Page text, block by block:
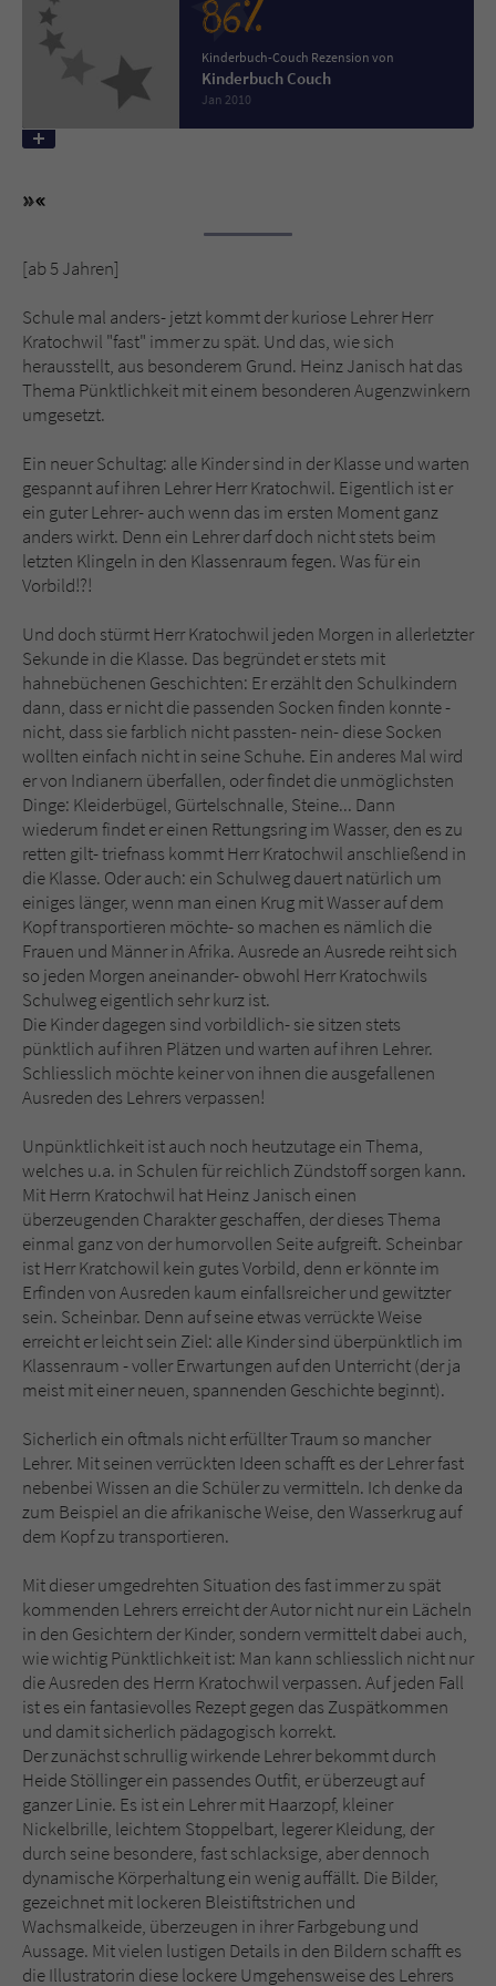
86%
Kinderbuch-Couch Rezension von
Kinderbuch Couch
Jan 2010
[ab 5 Jahren]
Schule mal anders- jetzt kommt der kuriose Lehrer Herr
Kratochwil "fast" immer zu spät. Und das, wie sich
herausstellt, aus besonderem Grund. Heinz Janisch hat das
Thema Pünktlichkeit mit einem besonderen Augenzwinkern
umgesetzt.
Ein neuer Schultag: alle Kinder sind in der Klasse und warten
gespannt auf ihren Lehrer Herr Kratochwil. Eigentlich ist er
ein guter Lehrer- auch wenn das im ersten Moment ganz
anders wirkt. Denn ein Lehrer darf doch nicht stets beim
letzten Klingeln in den Klassenraum fegen. Was für ein
Vorbild!?!
Und doch stürmt Herr Kratochwil jeden Morgen in allerletzter
Sekunde in die Klasse. Das begründet er stets mit
hahnebüchenen Geschichten: Er erzählt den Schulkindern
dann, dass er nicht die passenden Socken finden konnte -
nicht, dass sie farblich nicht passten- nein- diese Socken
wollten einfach nicht in seine Schuhe. Ein anderes Mal wird
er von Indianern überfallen, oder findet die unmöglichsten
Dinge: Kleiderbügel, Gürtelschnalle, Steine... Dann
wiederum findet er einen Rettungsring im Wasser, den es zu
retten gilt- triefnass kommt Herr Kratochwil anschließend in
die Klasse. Oder auch: ein Schulweg dauert natürlich um
einiges länger, wenn man einen Krug mit Wasser auf dem
Kopf transportieren möchte- so machen es nämlich die
Frauen und Männer in Afrika. Ausrede an Ausrede reiht sich
so jeden Morgen aneinander- obwohl Herr Kratochwils
Schulweg eigentlich sehr kurz ist.
Die Kinder dagegen sind vorbildlich- sie sitzen stets
pünktlich auf ihren Plätzen und warten auf ihren Lehrer.
Schliesslich möchte keiner von ihnen die ausgefallenen
Ausreden des Lehrers verpassen!
Unpünktlichkeit ist auch noch heutzutage ein Thema,
welches u.a. in Schulen für reichlich Zündstoff sorgen kann.
Mit Herrn Kratochwil hat Heinz Janisch einen
überzeugenden Charakter geschaffen, der dieses Thema
einmal ganz von der humorvollen Seite aufgreift. Scheinbar
ist Herr Kratchowil kein gutes Vorbild, denn er könnte im
Erfinden von Ausreden kaum einfallsreicher und gewitzter
sein. Scheinbar. Denn auf seine etwas verrückte Weise
erreicht er leicht sein Ziel: alle Kinder sind überpünktlich im
Klassenraum - voller Erwartungen auf den Unterricht (der ja
meist mit einer neuen, spannenden Geschichte beginnt).
Sicherlich ein oftmals nicht erfüllter Traum so mancher
Lehrer. Mit seinen verrückten Ideen schafft es der Lehrer fast
nebenbei Wissen an die Schüler zu vermitteln. Ich denke da
zum Beispiel an die afrikanische Weise, den Wasserkrug auf
dem Kopf zu transportieren.
Mit dieser umgedrehten Situation des fast immer zu spät
kommenden Lehrers erreicht der Autor nicht nur ein Lächeln
in den Gesichtern der Kinder, sondern vermittelt dabei auch,
wie wichtig Pünktlichkeit ist: Man kann schliesslich nicht nur
die Ausreden des Herrn Kratochwil verpassen. Auf jeden Fall
ist es ein fantasievolles Rezept gegen das Zuspätkommen
und damit sicherlich pädagogisch korrekt.
Der zunächst schrullig wirkende Lehrer bekommt durch
Heide Stöllinger ein passendes Outfit, er überzeugt auf
ganzer Linie. Es ist ein Lehrer mit Haarzopf, kleiner
Nickelbrille, leichtem Stoppelbart, legerer Kleidung, der
durch seine besondere, fast schlacksige, aber dennoch
dynamische Körperhaltung ein wenig auffällt. Die Bilder,
gezeichnet mit lockeren Bleistiftstrichen und
Wachsmalkeide, überzeugen in ihrer Farbgebung und
Aussage. Mit vielen lustigen Details in den Bildern schafft es
die Illustratorin diese lockere Umgehensweise des Lehrers
Name tx_pwcomments_ahash
Literatur-Couch Medien GmbH & Co. KG
Laufzeit
Name
Anbieter Literatur-Couch Medien GmbH & Co. KG
Laufzeit Session
Kommunikation der Webseite mit dem
Benutzer. Es wird benötigt um z. B. den
Sicherheitscode des Kontaktformulars zu
überprüfen.